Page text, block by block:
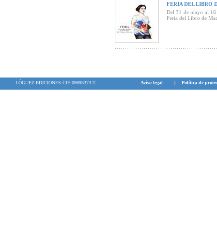
FERIA DEL LIBRO
Del 31 de mayo al
Feria del Libro de
LÓGUEZ EDICIONES CIF:09693373-T Aviso legal | Política de